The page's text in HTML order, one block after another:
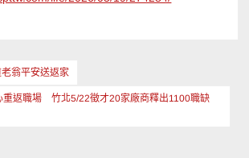
翁平安送返家
重返職場 竹北5/22徵才20家廠商釋出1100職缺